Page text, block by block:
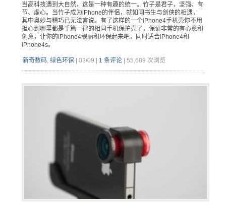
当高科技遇到大自然，这是一种有趣的统一。竹子是君子，坚强、有
节、虚心。当竹子成为iPhone的伴侣，就如同书生与剑侠的相遇，
其中奥妙与精巧已无法言说。有了这样的一个iPhone4手机壳你不用
担心到哪里都是千篇一律的相同手机保护壳了，保证非常的有心意和
创意，让你的iPhone4靓丽和环保起来吧，同时适合iPhone4和
iPhone4s。
新奇数码, 绿色环保| 03/09 | 1 条评论| 55,689 次浏览